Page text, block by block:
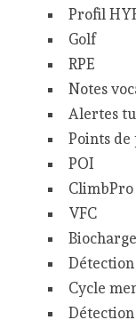
Profil
Golf
RPE
Notes
Alertes
Points de
POI
ClimbPro
VFC
Biocharge
Détection
Cycle